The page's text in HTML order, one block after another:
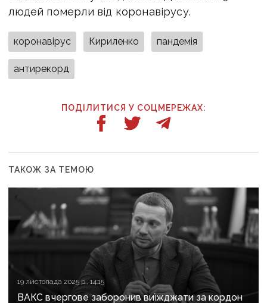
людей померли від коронавірусу.
коронавірус Кириленко пандемія
антирекорд
ПОДІЛИТИСЯ У СОЦМЕРЕЖАХ:
ТАКОЖ ЗА ТЕМОЮ
19 листопада 2025 р., 14:15
ВАКС вчергове заборонив виїжджати за кордон